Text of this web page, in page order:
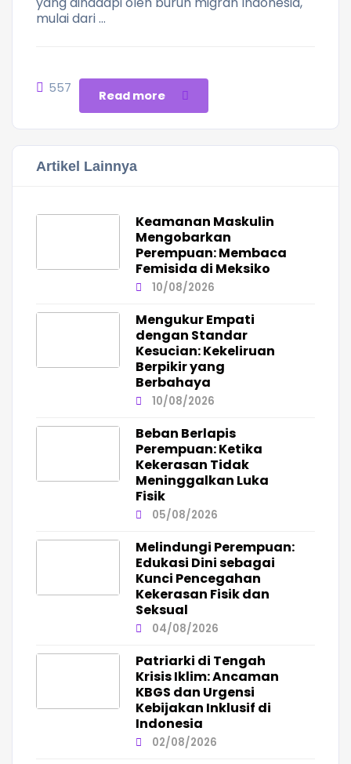
mulai dari …
557 Read more
Artikel Lainnya
Keamanan Maskulin
Mengobarkan
Perempuan: Membaca
Femisida di Meksiko
10/08/2026
Mengukur Empati
dengan Standar
Kesucian: Kekeliruan
Berpikir yang
Berbahaya
10/08/2026
Beban Berlapis
Perempuan: Ketika
Kekerasan Tidak
Meninggalkan Luka
Fisik
05/08/2026
Melindungi Perempuan:
Edukasi Dini sebagai
Kunci Pencegahan
Kekerasan Fisik dan
Seksual
04/08/2026
Patriarki di Tengah
Krisis Iklim: Ancaman
KBGS dan Urgensi
Kebijakan Inklusif di
Indonesia
02/08/2026